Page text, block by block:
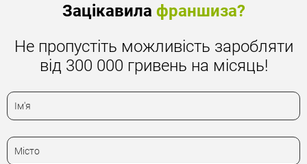
Зацікавила франшиза?
Не пропустіть можливість заробляти
від 300 000 гривень на місяць!